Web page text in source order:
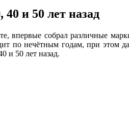
и 50 лет назад
впервые собрал различные
по нечётным годам, при этом
и 50 лет назад.